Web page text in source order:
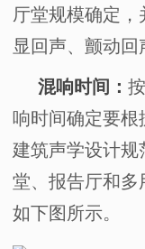
厅堂规模确定，
显回声、颤动回
混响时间：
响时间确定要根
建筑声学设计规
堂、报告厅和多
如下图所示。